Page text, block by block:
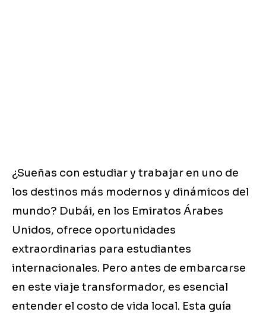
¿Sueñas con estudiar y trabajar en uno de
los destinos más modernos y dinámicos del
mundo? Dubái, en los Emiratos Árabes
Unidos, ofrece oportunidades
extraordinarias para estudiantes
internacionales. Pero antes de embarcarse
en este viaje transformador, es esencial
entender el costo de vida local. Esta guía